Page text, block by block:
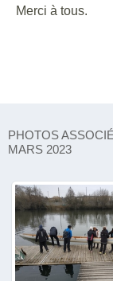
Merci à tous.
PHOTOS
MARS 2023